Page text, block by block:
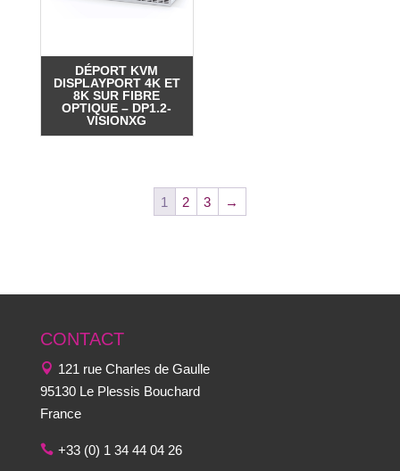
DÉPORT KVM
DISPLAYPORT 4K ET
8K SUR FIBRE
OPTIQUE – DP1.2-
VISIONXG
1 2 3 →
CONTACT
121 rue Charles de Gaulle
95130 Le Plessis Bouchard
France
+33 (0) 1 34 44 04 26